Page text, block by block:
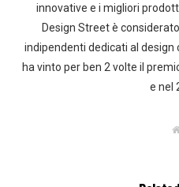
innovative e i migliori
Design Street è
indipendenti dedicati al
ha vinto per ben 2 volte il
e nel